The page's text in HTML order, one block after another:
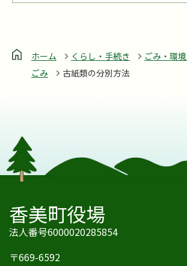
ホーム くらし・手続き ごみ・環
ごみ
古紙類の分別方法
香美町役場
法人番号6000020285854
〒669-6592